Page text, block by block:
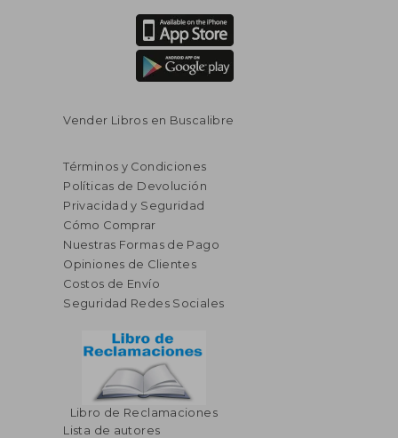
Vender Libros en Buscalibre
Términos y Condiciones
Políticas de Devolución
Privacidad y Seguridad
Cómo Comprar
Nuestras Formas de Pago
Opiniones de Clientes
Costos de Envío
Seguridad Redes Sociales
Libro de Reclamaciones
Lista de autores